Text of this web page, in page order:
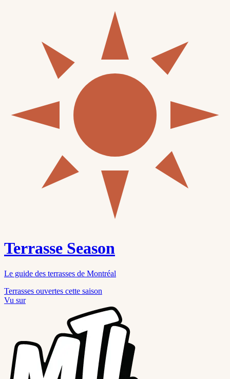
Terrasse Season
Le guide des terrasses de Montréal
Terrasses ouvertes cette saison
Vu sur